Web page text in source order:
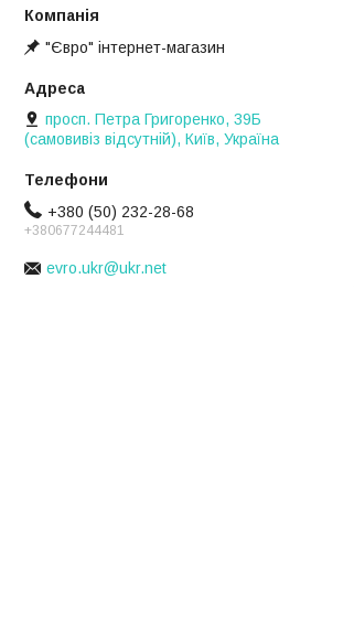
"Євро" інтернет-магазин
просп. Петра Григоренко, 39Б
(самовивіз відсутній), Київ, Україна
+380 (50) 232-28-68
+380677244481
evro.ukr@ukr.net